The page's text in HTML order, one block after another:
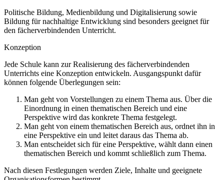
Politische Bildung, Medienbildung und Digitalisierung sowie
Bildung für nachhaltige Entwicklung sind besonders geeignet für
den fächerverbindenden Unterricht.
Konzeption
Jede Schule kann zur Realisierung des fächerverbindenden
Unterrichts eine Konzeption entwickeln. Ausgangspunkt dafür
können folgende Überlegungen sein:
Man geht von Vorstellungen zu einem Thema aus. Über die
Einordnung in einen thematischen Bereich und eine
Perspektive wird das konkrete Thema festgelegt.
Man geht von einem thematischen Bereich aus, ordnet ihn in
eine Perspektive ein und leitet daraus das Thema ab.
Man entscheidet sich für eine Perspektive, wählt dann einen
thematischen Bereich und kommt schließlich zum Thema.
Nach diesen Festlegungen werden Ziele, Inhalte und geeignete